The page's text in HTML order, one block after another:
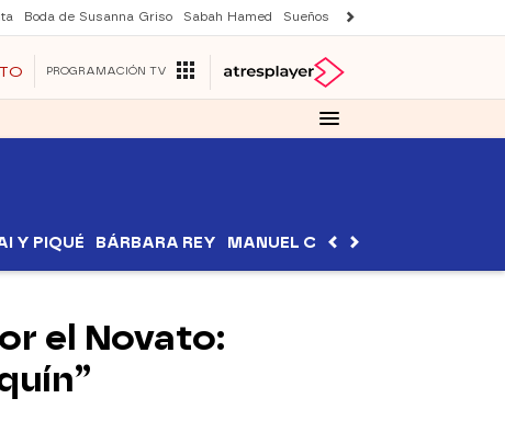
Boda de Susanna Griso Sabah Hamed Sueños de libertad
PROGRAMACIÓN TV
Y PIQUÉ BÁRBARA REY MANUEL CARRASCO
el Novato: